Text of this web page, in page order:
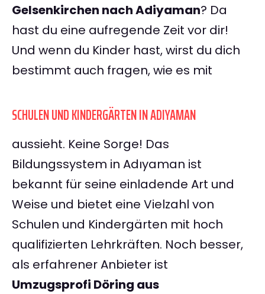
Gelsenkirchen nach Adiyaman? Da
hast du eine aufregende Zeit vor dir!
Und wenn du Kinder hast, wirst du dich
bestimmt auch fragen, wie es mit
SCHULEN UND KINDERGÄRTEN IN ADIYAMAN
aussieht. Keine Sorge! Das
Bildungssystem in Adıyaman ist
bekannt für seine einladende Art und
Weise und bietet eine Vielzahl von
Schulen und Kindergärten mit hoch
qualifizierten Lehrkräften. Noch besser,
als erfahrener Anbieter ist
Umzugsprofi Döring aus